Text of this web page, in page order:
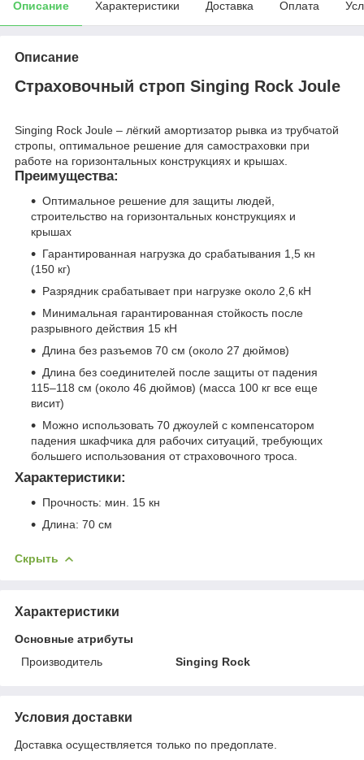
Описание Характеристики Доставка Оплата
Описание
Страховочный строп Singing Rock Joule
Singing Rock Joule – лёгкий амортизатор рывка из трубчатой
стропы, оптимальное решение для самостраховки при
работе на горизонтальных конструкциях и крышах.
Преимущества:
Оптимальное решение для защиты людей,
строительство на горизонтальных конструкциях и
крышах
Гарантированная нагрузка до срабатывания 1,5 кн
(150 кг)
Разрядник срабатывает при нагрузке около 2,6 кН
Минимальная гарантированная стойкость после
разрывного действия 15 кН
Длина без разъемов 70 см (около 27 дюймов)
Длина без соединителей после защиты от падения
115–118 см (около 46 дюймов) (масса 100 кг все еще
висит)
Можно использовать 70 джоулей с компенсатором
падения шкафчика для рабочих ситуаций, требующих
большего использования от страховочного троса.
Характеристики:
Прочность: мин. 15 кн
Длина: 70 см
Скрыть
Характеристики
Основные атрибуты
Производитель
Singing Rock
Условия доставки
Доставка осуществляется только по предоплате.